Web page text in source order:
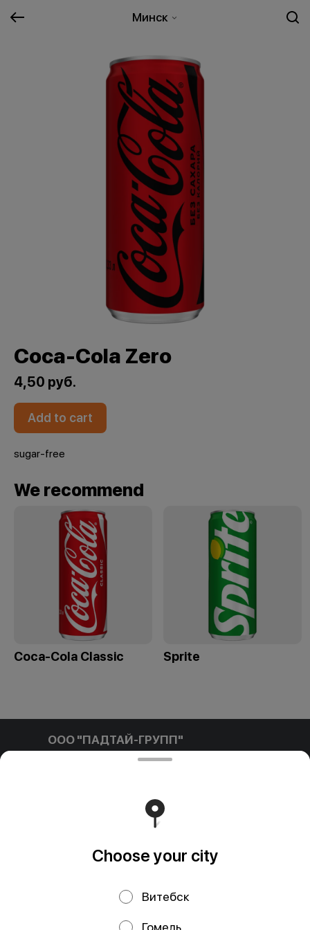
Минск
Coca-Cola Zero
4,50 руб.
Add to cart
sugar-free
We recommend
Coca-Cola Classic Sprite
ООО "ПАДТАЙ-ГРУПП"
ООО "ПАДТАЙ-ГРУПП" УНП 192838954, РБ, Минская
Торговом реестре Республики Беларусь 18.01.2021г.
Foodpicásso
Privacy Policy
Public Offer
Choose your city
Витебск
Гомель